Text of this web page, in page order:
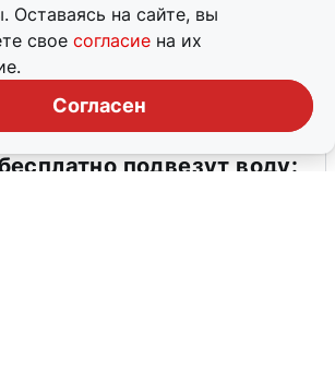
Оставаясь на сайте, вы
свое согласие на их
Согласен
подвезут воду: